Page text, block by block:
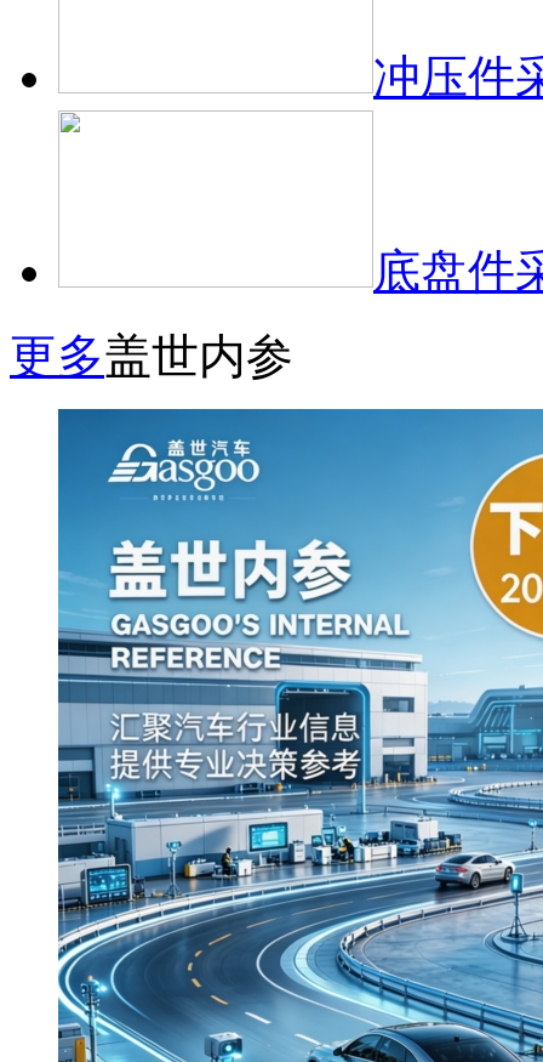
冲压件
底盘件
更多盖世内参